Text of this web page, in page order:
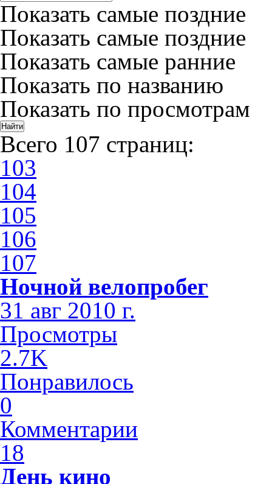
Показать самые поздние
Показать самые поздние
Показать самые ранние
Показать по названию
Показать по просмотрам
Всего 107 страниц:
103
104
105
106
107
Ночной велопробег
31 авг 2010 г.
Просмотры
2.7K
Понравилось
0
Комментарии
18
День кино